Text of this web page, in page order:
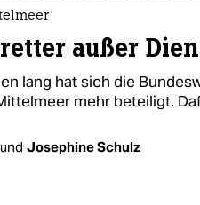
außer
lang hat sich die
mehr beteiligt.
und Josephine Schulz